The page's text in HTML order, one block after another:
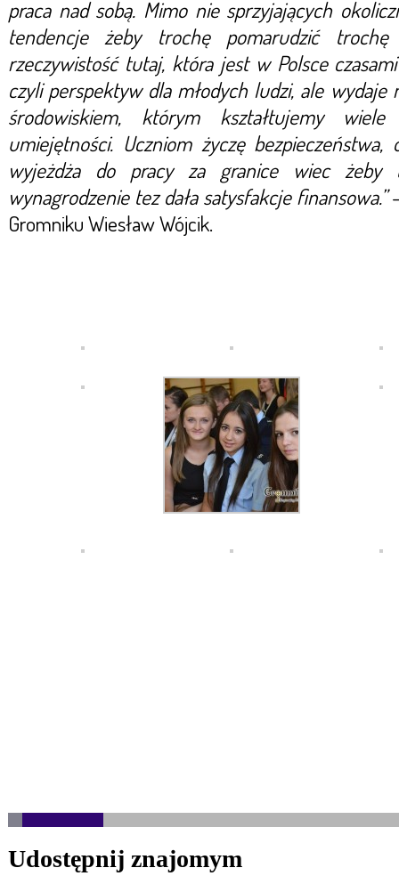
praca nad sobą. Mimo nie sprzyjających
tendencje żeby trochę pomarudzić
rzeczywistość tutaj, która jest w Polsce
czyli perspektyw dla młodych ludzi, ale wydaje
środowiskiem, którym kształtujemy
umiejętności. Uczniom życzę bezpieczeństwa,
wyjeżdża do pracy za granice wiec żeby
wynagrodzenie tez dała satysfakcje finansowa.”
Gromniku Wiesław Wójcik.
Udostępnij znajomym